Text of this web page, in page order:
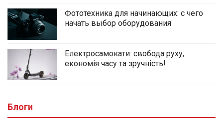
Фототехника для начинающих: с чего
начать выбор оборудования
Електросамокати: свобода руху,
економія часу та зручність!
Блоги